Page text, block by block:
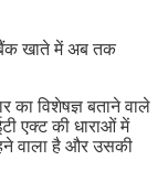
बैंक खाते में अब तक
का विशेषज्ञ बताने वाले
एक्ट की धाराओं में
वाला है और उसकी